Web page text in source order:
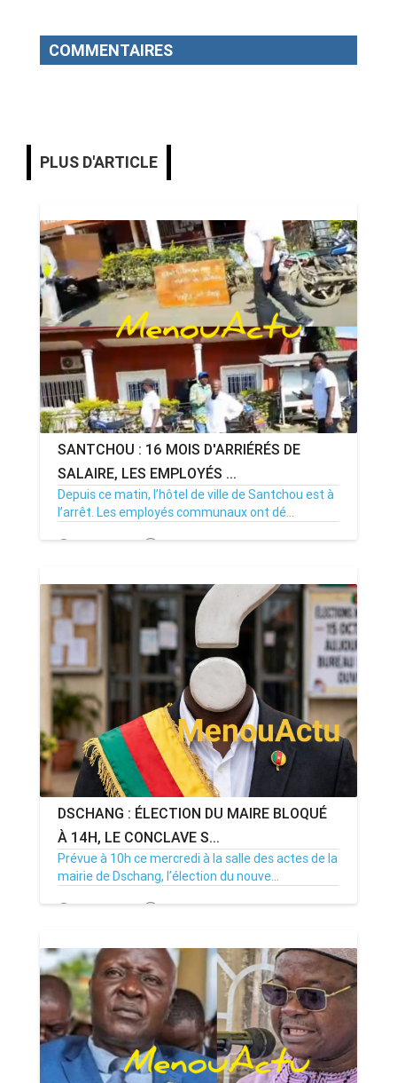
COMMENTAIRES
PLUS D'ARTICLE
SANTCHOU : 16 MOIS D'ARRIÉRÉS DE
SALAIRE, LES EMPLOYÉS ...
Depuis ce matin, l’hôtel de ville de Santchou est à
l’arrêt. Les employés communaux ont dé...
20/07/26 Par MenouActu 0
DSCHANG : ÉLECTION DU MAIRE BLOQUÉ
À 14H, LE CONCLAVE S...
Prévue à 10h ce mercredi à la salle des actes de la
mairie de Dschang, l’élection du nouve...
15/07/26 Par MenouActu 0